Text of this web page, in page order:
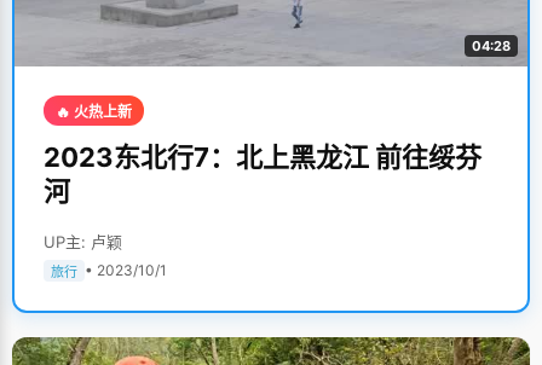
04:28
🔥 火热上新
2023东北行7：北上黑龙江 前往绥芬
河
UP主: 卢颖
旅行 • 2023/10/1